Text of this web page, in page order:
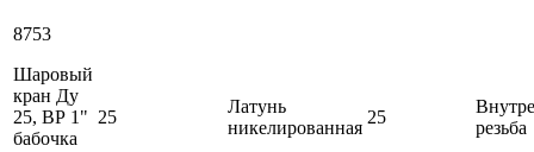
8753
Шаровый
кран Ду
25, ВР 1"
бабочка
25
Латунь
никелированная
25
резьба